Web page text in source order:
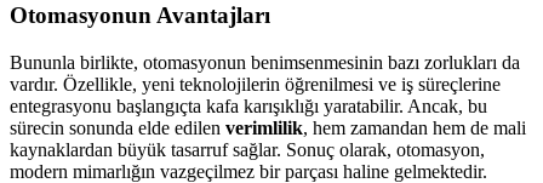
Otomasyonun Avantajları
Bununla birlikte, otomasyonun benimsenmesinin bazı zorlukları da
vardır. Özellikle, yeni teknolojilerin öğrenilmesi ve iş süreçlerine
entegrasyonu başlangıçta kafa karışıklığı yaratabilir. Ancak, bu
sürecin sonunda elde edilen verimlilik, hem zamandan hem de mali
kaynaklardan büyük tasarruf sağlar. Sonuç olarak, otomasyon,
modern mimarlığın vazgeçilmez bir parçası haline gelmektedir.